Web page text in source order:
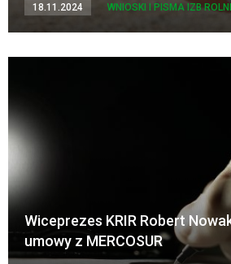
18.11.2024 WNIOSKI I PISMA IZB
Wiceprezes KRIR Robert
umowy z MERCOSUR